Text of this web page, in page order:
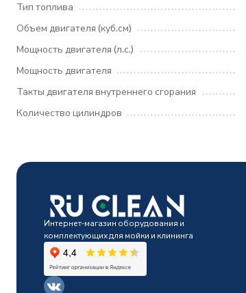
Тип топлива
Объем двигателя (куб.см)
Мощность двигателя (л.с.)
Мощность двигателя
Такты двигателя внутреннего сгорания
Количество цилиндров
Интернет-магазин оборудования и
комплектующих для мойки и клининга